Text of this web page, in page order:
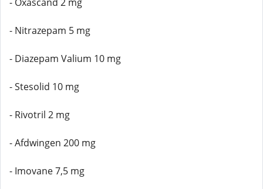
- Nitrazepam 5 mg
- Diazepam Valium 10 mg
- Stesolid 10 mg
- Rivotril 2 mg
- Afdwingen 200 mg
- Imovane 7,5 mg